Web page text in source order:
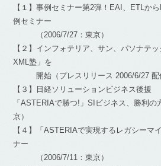
【１】事例セミナー第2弾！EAI、ETLか
例セミナー
（2006/7/27：東京）
【２】インフォテリア、サン、パソナテ
XML塾」を
開始（プレスリリース 2006/6/27 配
【３】日経ソリューションビジネス後援
「ASTERIAで勝つ!」SIビジネス、勝利の
京）
【４】「ASTERIAで実現するレガシーマ
ナー
（2006/7/11：東京）